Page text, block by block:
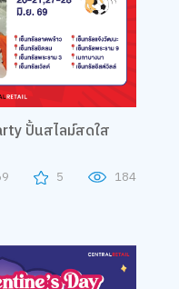
ปั้นสไลม์สดใส
5 184